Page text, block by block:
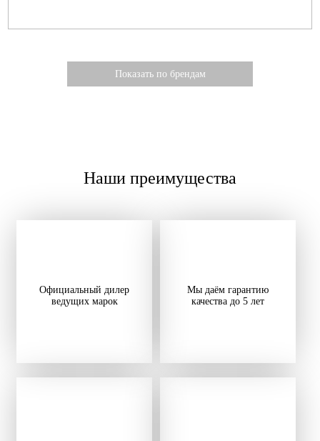
Показать по брендам
Наши преимущества
Официальный дилер
ведущих марок
Мы даём гарантию
качества до 5 лет